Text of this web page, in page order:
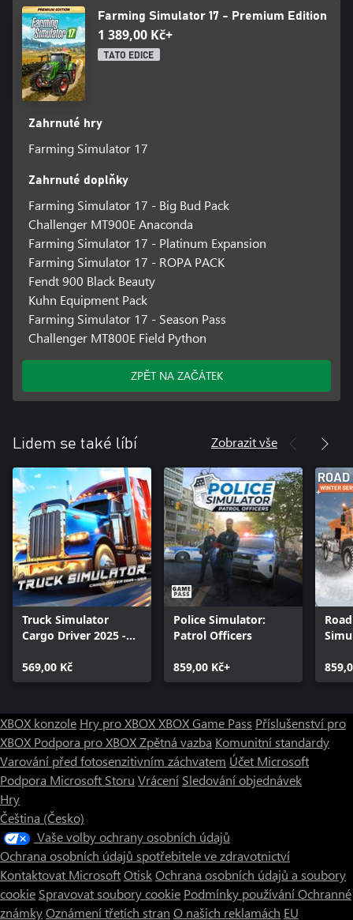
Farming Simulator 17 - Premium Edition
1 389,00 Kč+
TATO EDICE
Zahrnuté hry
Farming Simulator 17
Zahrnuté doplňky
Farming Simulator 17 - Big Bud Pack
Challenger MT900E Anaconda
Farming Simulator 17 - Platinum Expansion
Farming Simulator 17 - ROPA PACK
Fendt 900 Black Beauty
Kuhn Equipment Pack
Farming Simulator 17 - Season Pass
Challenger MT800E Field Python
ZPĚT NA ZAČÁTEK
Lidem se také líbí Zobrazit vše
Truck Simulator
Cargo Driver 2025 -
569,00 Kč
Police Simulator:
Patrol Officers
859,00 Kč+
XBOX konzole Hry pro XBOXXBOX Game Pass Příslušenství pro
XBOX Podpora pro XBOXZpětná vazba Komunitní standardy
Varování před fotosenzitivním záchvatem Účet Microsoft
Podpora Microsoft Storu Vrácení Sledování objednávek
Hry
Čeština (Česko)
Vaše volby ochrany osobních údajů
Ochrana osobních údajů spotřebitele ve zdravotnictví
Kontaktovat MicrosoftOtiskOchrana osobních údajů a soubory
cookie Spravovat soubory cookie Podmínky používáníOchranné
známkyOznámení třetích stran O našich reklamách EU